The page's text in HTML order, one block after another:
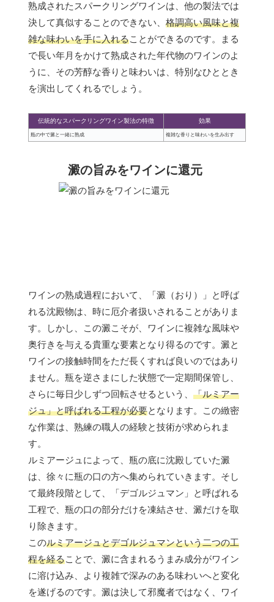
熟成されたスパークリングワインは、他の製法では
決して真似することのできない、 格調高い風味と複
雑な味わいを手に入れることができるのです。まる
で長い年月をかけて熟成された年代物のワインのよ
うに、その芳醇な香りと味わいは、特別なひととき
を演出してくれるでしょう。
伝統的なスパークリングワイン製法の特徴 効果
瓶の中で澱と一緒に熟成 複雑な香りと味わいを生み出す
澱の旨みをワインに還元
ワインの熟成過程において、「澱（おり）」と呼ば
れる沈殿物は、時に厄介者扱いされることがありま
す。しかし、この澱こそが、ワインに複雑な風味や
奥行きを与える貴重な要素となり得るのです。澱と
ワインの接触時間をただ長くすれば良いのではあり
ません。瓶を逆さまにした状態で一定期間保管し、
さらに毎日少しずつ回転させるという、 「ルミアー
ジュ」と呼ばれる工程が必要となります。この緻密
な作業は、熟練の職人の経験と技術が求められま
す。
ルミアージュによって、瓶の底に沈殿していた澱
は、徐々に瓶の口の方へ集められていきます。そし
て最終段階として、「デゴルジュマン」と呼ばれる
工程で、瓶の口の部分だけを凍結させ、澱だけを取
り除きます。
このルミアージュとデゴルジュマンという二つの工
程を経ることで、澱に含まれるうまみ成分がワイン
に溶け込み、より複雑で深みのある味わいへと変化
を遂げるのです。澱は決して邪魔者ではなく、ワイ